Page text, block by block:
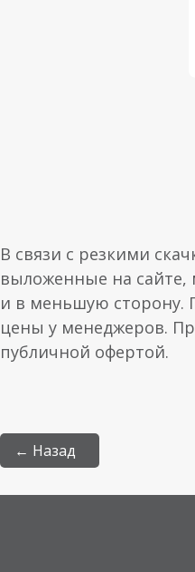
В связи с резкими
выложенные на сайте,
и в меньшую сторону.
цены у менеджеров.
публичной офертой.
← Назад